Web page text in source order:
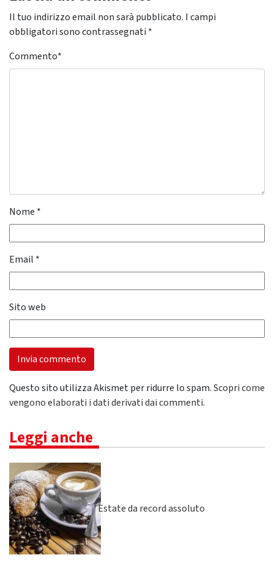
Il tuo indirizzo email non sarà pubblicato. I campi
obbligatori sono contrassegnati *
Commento*
Nome *
Email *
Sito web
Questo sito utilizza Akismet per ridurre lo spam.Scopri come
vengono elaborati i dati derivati dai commenti.
Leggi anche
Estate da record assoluto